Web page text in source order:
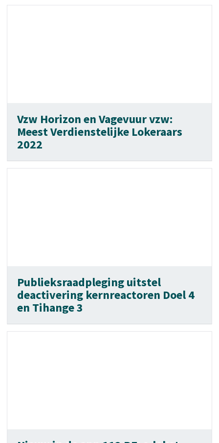
Vzw Horizon en Vagevuur vzw:
Meest Verdienstelijke Lokeraars
2022
Publieksraadpleging uitstel
deactivering kernreactoren Doel 4
en Tihange 3